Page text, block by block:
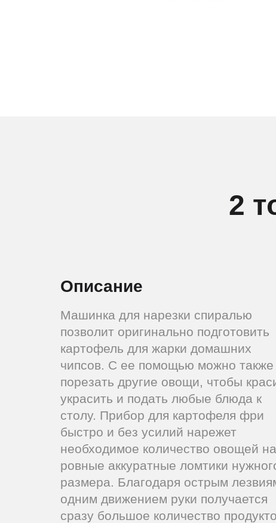
2
Описание
Машинка для нарезки спиралью
позволит оригинально подготовить
картофель для жарки домашних
чипсов. С ее помощью можно также
порезать другие овощи, чтобы
украсить и подать любые блюда к
столу. Прибор для картофеля фри
быстро и без усилий нарежет
необходимое количество овощей на
ровные аккуратные ломтики
размера. Благодаря острым
одним движением руки получается
сразу большое количество